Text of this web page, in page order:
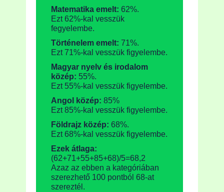
Matematika emelt: 62%.
Ezt 62%-kal vesszük
fegyelembe.
Történelem emelt: 71%.
Ezt 71%-kal vesszük figyelembe.
Magyar nyelv és irodalom
közép: 55%.
Ezt 55%-kal vesszük figyelembe.
Angol közép: 85%
Ezt 85%-kal vesszük figyelembe.
Földrajz közép: 68%.
Ezt 68%-kal vesszük figyelembe.
Ezek átlaga:
(62+71+55+85+68)/5=68,2
Azaz az ebben a kategóriában
szerezhető 100 pontból 68-at
szereztél.